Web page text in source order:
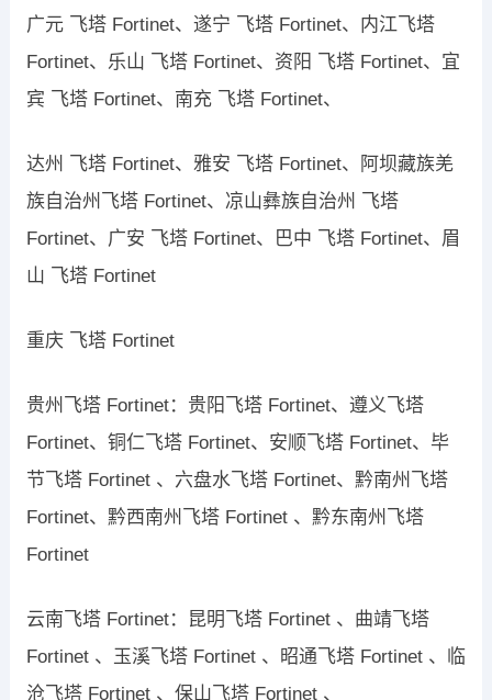
广元 飞塔 Fortinet、遂宁 飞塔 Fortinet、内江飞塔
Fortinet、乐山 飞塔 Fortinet、资阳 飞塔 Fortinet、宜
宾 飞塔 Fortinet、南充 飞塔 Fortinet、
达州 飞塔 Fortinet、雅安 飞塔 Fortinet、阿坝藏族羌
族自治州飞塔 Fortinet、凉山彝族自治州 飞塔
Fortinet、广安 飞塔 Fortinet、巴中 飞塔 Fortinet、眉
山 飞塔 Fortinet
重庆 飞塔 Fortinet
贵州飞塔 Fortinet：贵阳飞塔 Fortinet、遵义飞塔
Fortinet、铜仁飞塔 Fortinet、安顺飞塔 Fortinet、毕
节飞塔 Fortinet 、六盘水飞塔 Fortinet、黔南州飞塔
Fortinet、黔西南州飞塔 Fortinet 、黔东南州飞塔
Fortinet
云南飞塔 Fortinet：昆明飞塔 Fortinet 、曲靖飞塔
Fortinet 、玉溪飞塔 Fortinet 、昭通飞塔 Fortinet 、临
沧飞塔 Fortinet 、保山飞塔 Fortinet 、